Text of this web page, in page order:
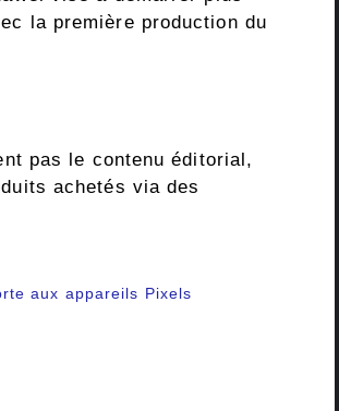
la première production du
pas le contenu éditorial,
achetés via des
aux appareils Pixels